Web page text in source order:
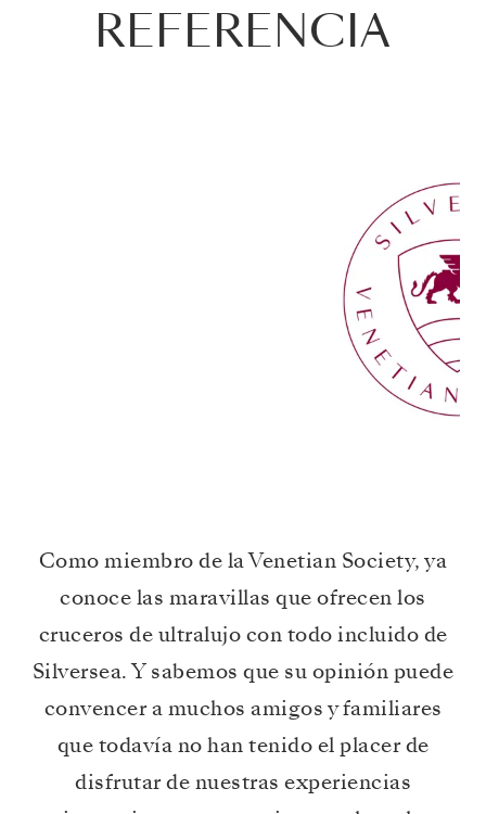
REFERENCIA
Como miembro de la Venetian Society, ya
conoce las maravillas que ofrecen los
cruceros de ultralujo con todo incluido de
Silversea. Y sabemos que su opinión puede
convencer a muchos amigos y familiares
que todavía no han tenido el placer de
disfrutar de nuestras experiencias